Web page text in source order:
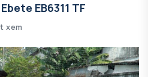
EB6311 TF
xem